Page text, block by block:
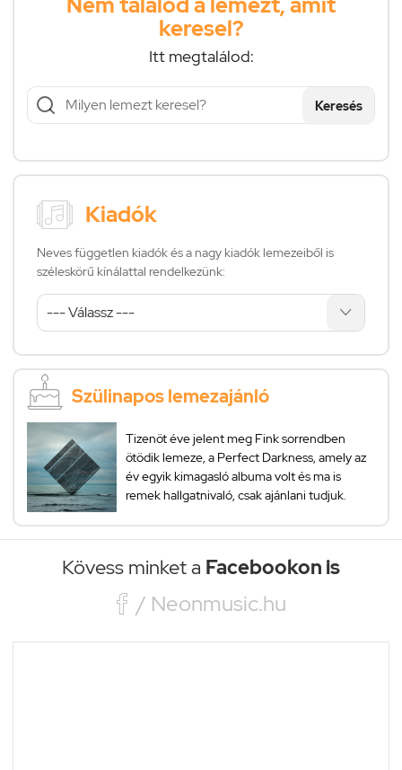
keresel?
Itt megtalálod:
Keresés
Kiadók
Neves független kiadók és a nagy kiadók lemezeiből is
széleskörű kínálattal rendelkezünk:
Szülinapos lemezajánló
Tizenöt éve jelent meg Fink sorrendben
ötödik lemeze, a Perfect Darkness, amely az
év egyik kimagasló albuma volt és ma is
remek hallgatnivaló, csak ajánlani tudjuk.
Kövess minket a Facebookon is
 / Neonmusic.hu